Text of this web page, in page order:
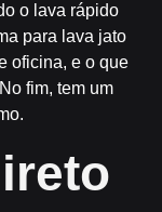
o lava rápido
para lava jato
oficina, e o que
fim, tem um